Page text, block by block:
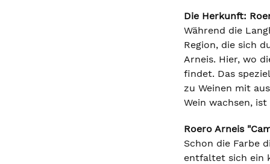
Die Herkunft:
Während die
Region, die sich
Arneis. Hier, wo
findet. Das
zu Weinen mit
Wein wachsen,
Roero Arneis
Schon die Farbe
entfaltet sich ein